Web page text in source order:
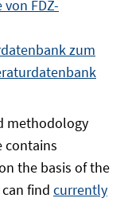
FDZ-
zum
methodology
contains
the basis of the
find currently